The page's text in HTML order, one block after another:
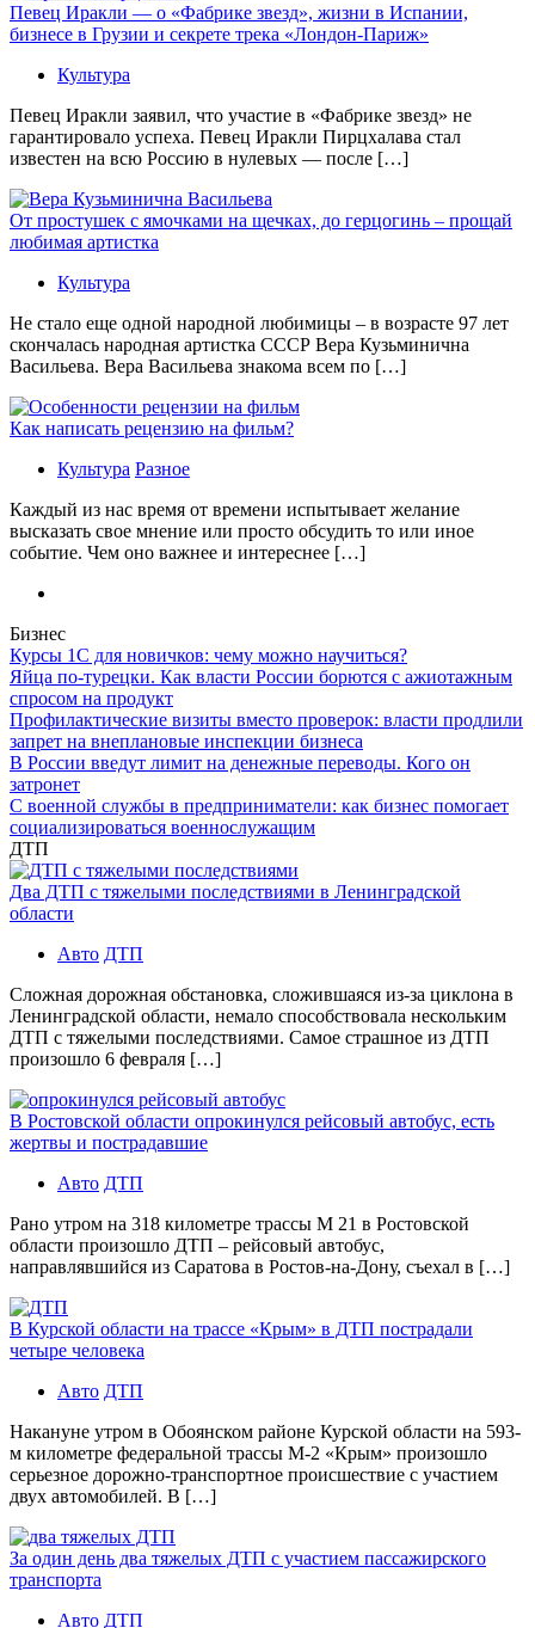
Певец Иракли — о «Фабрике звезд», жизни в Испании,
бизнесе в Грузии и секрете трека «Лондон-Париж»
Культура
Певец Иракли заявил, что участие в «Фабрике звезд» не
гарантировало успеха. Певец Иракли Пирцхалава стал
известен на всю Россию в нулевых — после […]
От простушек с ямочками на щечках, до герцогинь – прощай
любимая артистка
Культура
Не стало еще одной народной любимицы – в возрасте 97 лет
скончалась народная артистка СССР Вера Кузьминична
Васильева. Вера Васильева знакома всем по […]
Как написать рецензию на фильм?
Культура Разное
Каждый из нас время от времени испытывает желание
высказать свое мнение или просто обсудить то или иное
событие. Чем оно важнее и интереснее […]
Бизнес
Курсы 1С для новичков: чему можно научиться?
Яйца по-турецки. Как власти России борются с ажиотажным
спросом на продукт
Профилактические визиты вместо проверок: власти продлили
запрет на внеплановые инспекции бизнеса
В России введут лимит на денежные переводы. Кого он
затронет
С военной службы в предприниматели: как бизнес помогает
социализироваться военнослужащим
ДТП
Два ДТП с тяжелыми последствиями в Ленинградской
области
Авто ДТП
Сложная дорожная обстановка, сложившаяся из-за циклона в
Ленинградской области, немало способствовала нескольким
ДТП с тяжелыми последствиями. Самое страшное из ДТП
произошло 6 февраля […]
В Ростовской области опрокинулся рейсовый автобус, есть
жертвы и пострадавшие
Авто ДТП
Рано утром на 318 километре трассы М 21 в Ростовской
области произошло ДТП – рейсовый автобус,
направлявшийся из Саратова в Ростов-на-Дону, съехал в […]
В Курской области на трассе «Крым» в ДТП пострадали
четыре человека
Авто ДТП
Накануне утром в Обоянском районе Курской области на 593-
м километре федеральной трассы М-2 «Крым» произошло
серьезное дорожно-транспортное происшествие с участием
двух автомобилей. В […]
За один день два тяжелых ДТП с участием пассажирского
транспорта
Авто ДТП